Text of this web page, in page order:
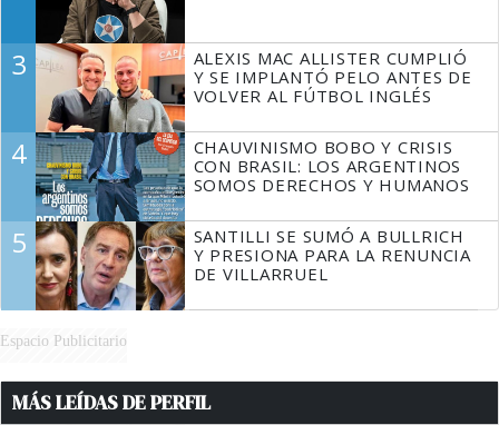
3
ALEXIS MAC ALLISTER CUMPLIÓ
Y SE IMPLANTÓ PELO ANTES DE
VOLVER AL FÚTBOL INGLÉS
4
CHAUVINISMO BOBO Y CRISIS
CON BRASIL: LOS ARGENTINOS
SOMOS DERECHOS Y HUMANOS
5
SANTILLI SE SUMÓ A BULLRICH
Y PRESIONA PARA LA RENUNCIA
DE VILLARRUEL
Espacio Publicitario
MÁS LEÍDAS DE PERFIL